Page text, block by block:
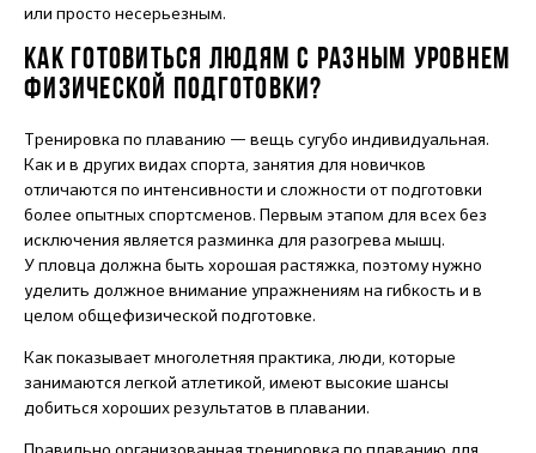
или просто несерьезным.
КАК ГОТОВИТЬСЯ ЛЮДЯМ С РАЗНЫМ УРОВНЕМ
ФИЗИЧЕСКОЙ ПОДГОТОВКИ?
Тренировка по плаванию — вещь сугубо индивидуальная.
Как и в других видах спорта, занятия для новичков
отличаются по интенсивности и сложности от подготовки
более опытных спортсменов. Первым этапом для всех без
исключения является разминка для разогрева мышц.
У пловца должна быть хорошая растяжка, поэтому нужно
уделить должное внимание упражнениям на гибкость и в
целом общефизической подготовке.
Как показывает многолетняя практика, люди, которые
занимаются легкой атлетикой, имеют высокие шансы
добиться хороших результатов в плавании.